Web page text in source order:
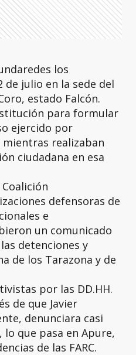
los
julio en la sede del
estado Falcón.
para formular
ejercido por
realizaban
ciudadana en esa
defensoras de
e
un comunicado
detenciones y
de los Tarazona y de
por las DD.HH.
de que Javier
denunciara casi
que pasa en Apure,
de las FARC.